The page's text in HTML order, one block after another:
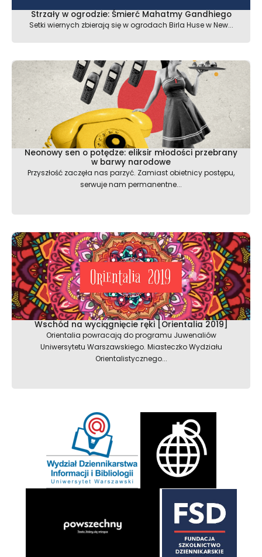
Strzały w ogrodzie: Śmierć Mahatmy Gandhiego
Setki wiernych zbierają się w ogrodach Birla Huse w New...
Neonowy sen o potędze: eliksir młodości przebrany
w barwy narodowe
Przyszłość zaczęła nas parzyć. Zamiast obietnicy postępu,
serwuje nam permanentne...
Wschód na wyciągnięcie ręki [Orientalia 2019]
Orientalia powracają do programu Juwenaliów
Uniwersytetu Warszawskiego. Miasteczko Wydziału
Orientalistycznego...